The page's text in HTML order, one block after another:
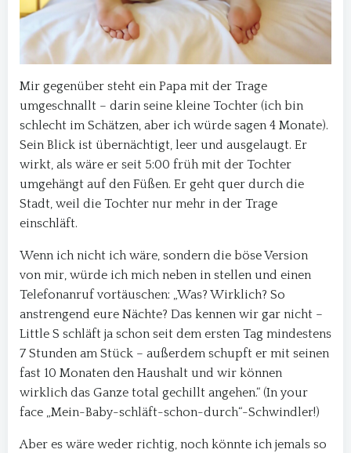
Mir gegenüber steht ein Papa mit der Trage
umgeschnallt – darin seine kleine Tochter (ich bin
schlecht im Schätzen, aber ich würde sagen 4 Monate).
Sein Blick ist übernächtigt, leer und ausgelaugt. Er
wirkt, als wäre er seit 5:00 früh mit der Tochter
umgehängt auf den Füßen. Er geht quer durch die
Stadt, weil die Tochter nur mehr in der Trage
einschläft.
Wenn ich nicht ich wäre, sondern die böse Version
von mir, würde ich mich neben in stellen und einen
Telefonanruf vortäuschen: „Was? Wirklich? So
anstrengend eure Nächte? Das kennen wir gar nicht –
Little S schläft ja schon seit dem ersten Tag mindestens
7 Stunden am Stück – außerdem schupft er mit seinen
fast 10 Monaten den Haushalt und wir können
wirklich das Ganze total gechillt angehen.“ (In your
face „Mein-Baby-schläft-schon-durch“-Schwindler!)
Aber es wäre weder richtig, noch könnte ich jemals so